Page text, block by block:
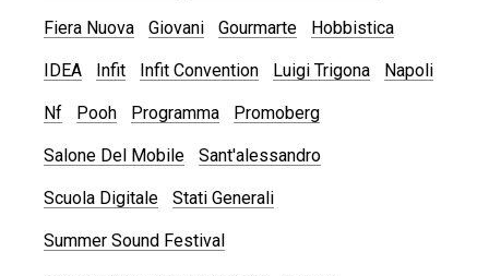
Fiera Nuova Giovani Gourmarte Hobbistica
IDEA Infit Infit Convention Luigi Trigona Napoli
Nf Pooh Programma Promoberg
Salone Del Mobile Sant'alessandro
Scuola Digitale Stati Generali
Summer Sound Festival